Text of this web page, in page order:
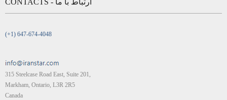
CONTACTS - ارتباط با ما
(+1) 647-674-4048
315 Steelcase Road East, Suite 201,
Markham, Ontario, L3R 2R5
Canada